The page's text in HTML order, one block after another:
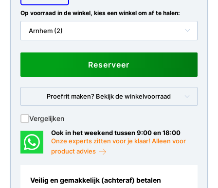
Op voorraad in de winkel, kies een winkel om af te halen:
Arnhem (2)
Reserveer
Proefrit maken? Bekijk de winkelvoorraad
Vergelijken
Ook in het weekend tussen 9:00 en 18:00
Onze experts zitten voor je klaar! Alleen voor
product advies
Veilig en gemakkelijk (achteraf) betalen